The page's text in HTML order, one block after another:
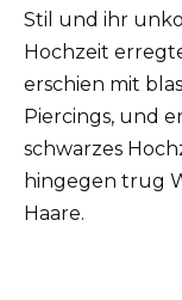
Stil und ihr
Hochzeit
erschien mit
Piercings, und
schwarzes
hingegen trug
Haare.